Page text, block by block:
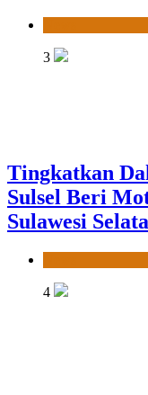
3
Tingkatkan
Sulsel Beri
Sulawesi
4